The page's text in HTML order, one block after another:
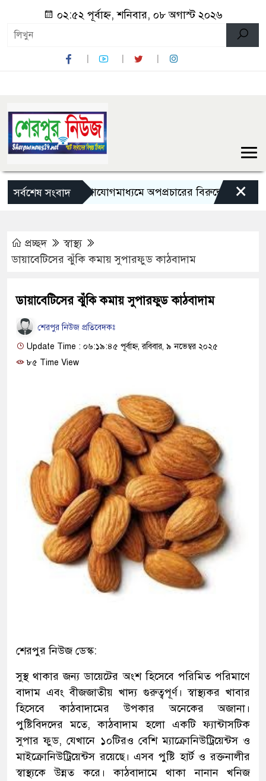
০২:৫২ পূর্বাহ্ন, শনিবার, ০৮ অগাস্ট ২০২৬
সর্বশেষ সংবাদ
যোগাযোগমাধ্যমে অপপ্রচারের বিরুদ্ধে সতর্ক থাকার
×
প্রচ্ছদ
স্বাস্থ্য
ডায়াবেটিসের ঝুঁকি কমায় সুপারফুড কাঠবাদাম
ডায়াবেটিসের ঝুঁকি কমায় সুপারফুড কাঠবাদাম
শেরপুর নিউজ প্রতিবেদকঃ
Update Time : ০৬:১৯:৪৫ পূর্বাহ্ন, রবিবার, ৯ নভেম্বর ২০২৫
৮৫ Time View
শেরপুর নিউজ ডেস্ক:
সুস্থ থাকার জন্য ডায়েটের অংশ হিসেবে পরিমিত পরিমাণে
বাদাম এবং বীজজাতীয় খাদ্য গুরুত্বপূর্ণ। স্বাস্থ্যকর খাবার
হিসেবে কাঠবাদামের উপকার অনেকের অজানা।
পুষ্টিবিদদের মতে, কাঠবাদাম হলো একটি ফ্যান্টাসটিক
সুপার ফুড, যেখানে ১০টিরও বেশি ম্যাক্রোনিউট্রিয়েন্টস ও
মাইক্রোনিউট্রিয়েন্টস রয়েছে। এসব পুষ্টি হার্ট ও রক্তনালীর
স্বাস্থ্যকে উন্নত করে। কাঠবাদামে থাকা নানান খনিজ